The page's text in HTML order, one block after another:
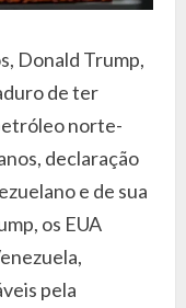
Donald Trump,
de ter
norte-
declaração
e de sua
os EUA
pela